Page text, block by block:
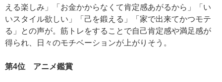
える楽しみ」「お金かからなくて肯定感あがるから」「い
いスタイル欲しい」「己を鍛える」「家で出来てかつモテ
る」との声が。筋トレをすることで自己肯定感や満足感が
得られ、日々のモチベーションが上がりそう。
第4位 アニメ鑑賞